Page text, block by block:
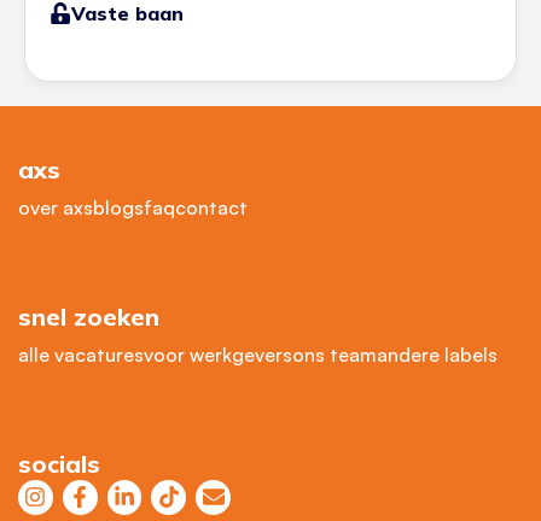
Vaste baan
axs
over axsblogsfaqcontact
snel zoeken
alle vacaturesvoor werkgeversons teamandere labels
socials